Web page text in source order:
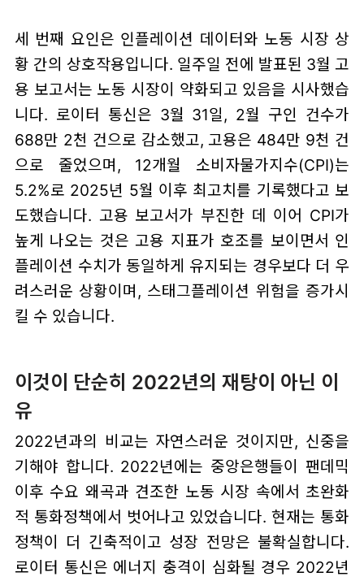
세 번째 요인은 인플레이션 데이터와 노동 시장 상
황 간의 상호작용입니다. 일주일 전에 발표된 3월 고
용 보고서는 노동 시장이 약화되고 있음을 시사했습
니다. 로이터 통신은 3월 31일, 2월 구인 건수가
688만 2천 건으로 감소했고, 고용은 484만 9천 건
으로 줄었으며, 12개월 소비자물가지수(CPI)는
5.2%로 2025년 5월 이후 최고치를 기록했다고 보
도했습니다. 고용 보고서가 부진한 데 이어 CPI가
높게 나오는 것은 고용 지표가 호조를 보이면서 인
플레이션 수치가 동일하게 유지되는 경우보다 더 우
려스러운 상황이며, 스태그플레이션 위험을 증가시
킬 수 있습니다.
이것이 단순히 2022년의 재탕이 아닌 이
유
2022년과의 비교는 자연스러운 것이지만, 신중을
기해야 합니다. 2022년에는 중앙은행들이 팬데믹
이후 수요 왜곡과 견조한 노동 시장 속에서 초완화
적 통화정책에서 벗어나고 있었습니다. 현재는 통화
정책이 더 긴축적이고 성장 전망은 불확실합니다.
로이터 통신은 에너지 충격이 심화될 경우 2022년